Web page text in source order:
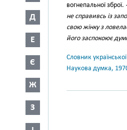
Д
Е
Є
Ж
З
вогнепальної
не справивсь із
свою жінку з
його заспокоює
Словник
Наукова думка,